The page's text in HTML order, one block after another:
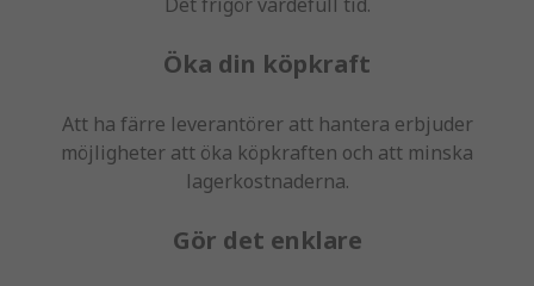
Öka din köpkraft
Att ha färre leverantörer att hantera erbjuder
möjligheter att öka köpkraften och att minska
lagerkostnaderna.
Gör det enklare